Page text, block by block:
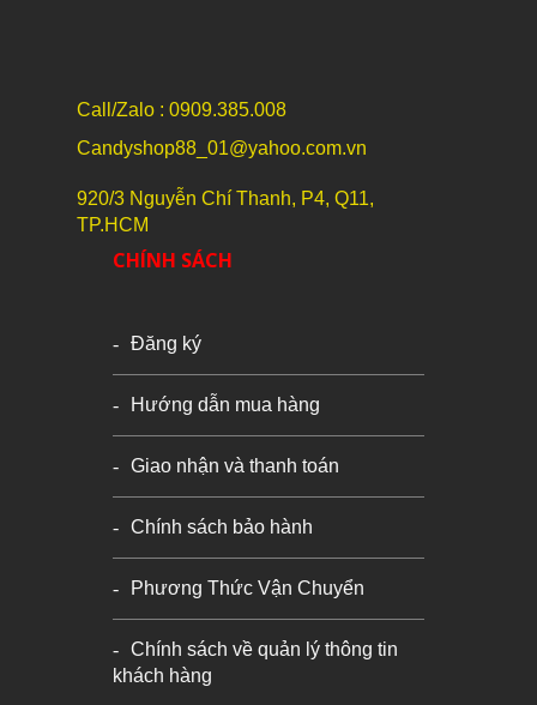
Call/Zalo : 0909.385.008
Candyshop88_01@yahoo.com.vn
920/3 Nguyễn Chí Thanh, P4, Q11,
TP.HCM
CHÍNH SÁCH
Đăng ký
Hướng dẫn mua hàng
Giao nhận và thanh toán
Chính sách bảo hành
Phương Thức Vận Chuyển
Chính sách về quản lý thông tin
khách hàng